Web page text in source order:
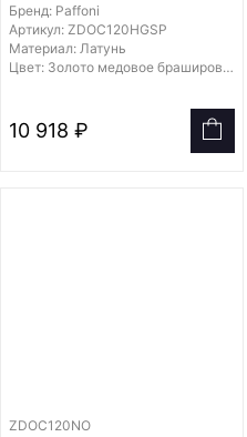
Бренд: Paffoni
Артикул: ZDOC120HGSP
Материал: Латунь
Цвет: Золото медовое брашированное
10 918 ₽
ZDOC120NO